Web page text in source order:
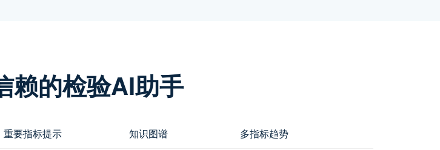
赖的检验AI助手
重要指标提示 知识图谱 多指标趋势